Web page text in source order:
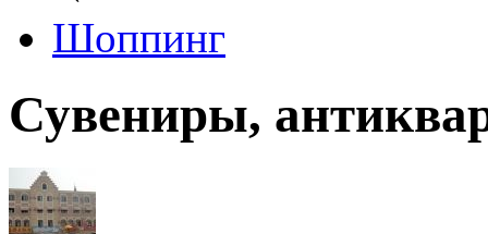
Шоппинг
Сувениры,